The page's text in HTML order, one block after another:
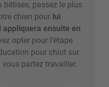
passez le plus
chien pour lui
appliquera ensuite en
opter pour l’étape
pour chiot sur
partez travailler.